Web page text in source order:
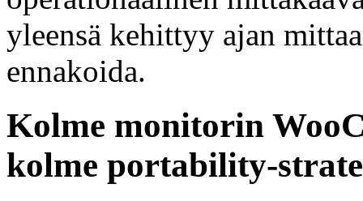
yleensä kehittyy ajan
ennakoida.
Kolme monitorin
kolme portability-